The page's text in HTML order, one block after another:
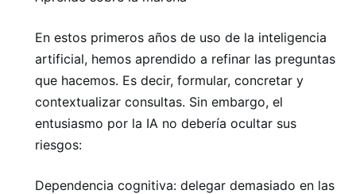
En estos primeros años de uso de la inteligencia
artificial, hemos aprendido a refinar las preguntas
que hacemos. Es decir, formular, concretar y
contextualizar consultas. Sin embargo, el
entusiasmo por la IA no debería ocultar sus
riesgos:
Dependencia cognitiva: delegar demasiado en las